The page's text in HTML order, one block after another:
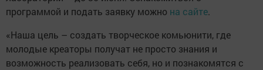
программой и подать заявку можно на сайте.
«Наша цель – создать творческое комьюнити, где
молодые креаторы получат не просто знания и
возможность реализовать себя, но и познакомятся с